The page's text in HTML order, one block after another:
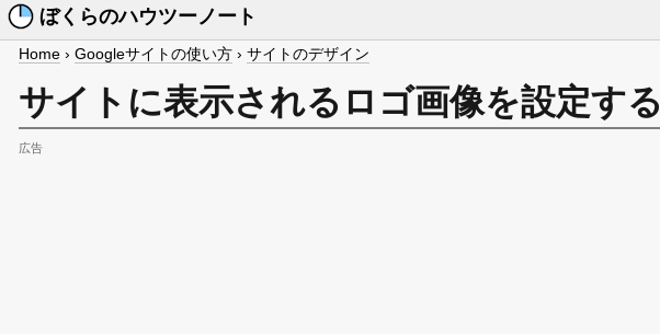
ぼくらのハウツーノート
Home › Googleサイトの使い方 › サイトのデザイン
サイトに表示されるロゴ画像を設定する
広告